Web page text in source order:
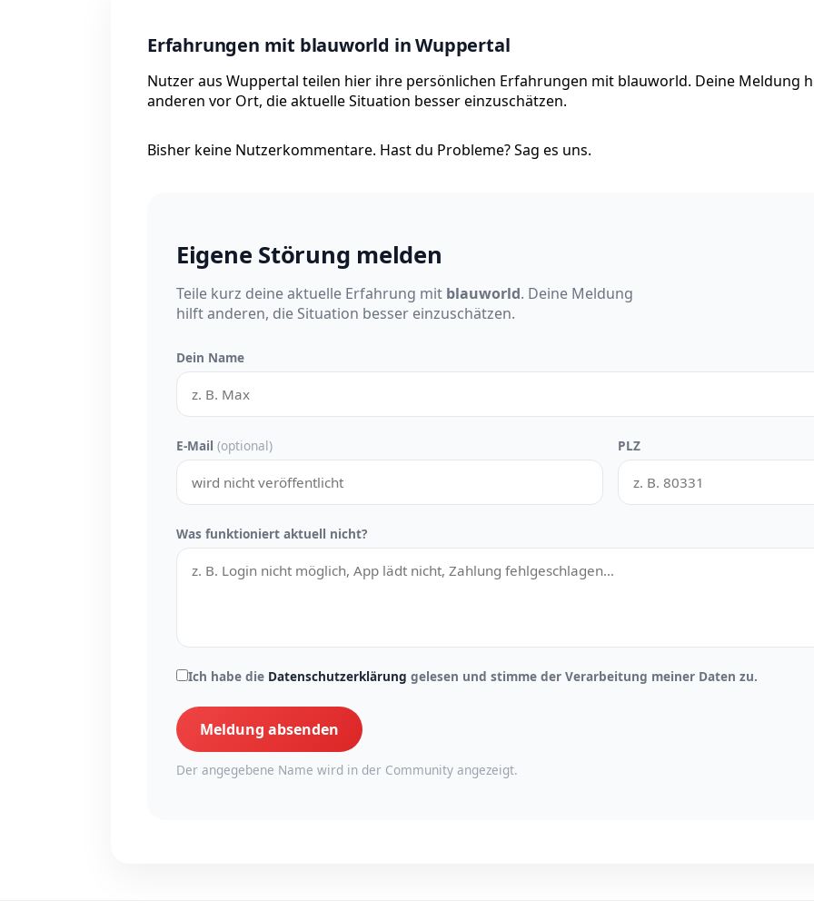
Erfahrungen mit blauworld in Wuppertal
Nutzer aus Wuppertal teilen hier ihre persönlichen Erfahrungen mit blauworld. Deine Meldung
anderen vor Ort, die aktuelle Situation besser einzuschätzen.
Bisher keine Nutzerkommentare. Hast du Probleme? Sag es uns.
Eigene Störung melden
Teile kurz deine aktuelle Erfahrung mit blauworld. Deine Meldung
hilft anderen, die Situation besser einzuschätzen.
Dein Name
E-Mail (optional) PLZ
Was funktioniert aktuell nicht?
Ich habe die Datenschutzerklärung gelesen und stimme der Verarbeitung meiner Daten zu.
Meldung absenden
Der angegebene Name wird in der Community angezeigt.